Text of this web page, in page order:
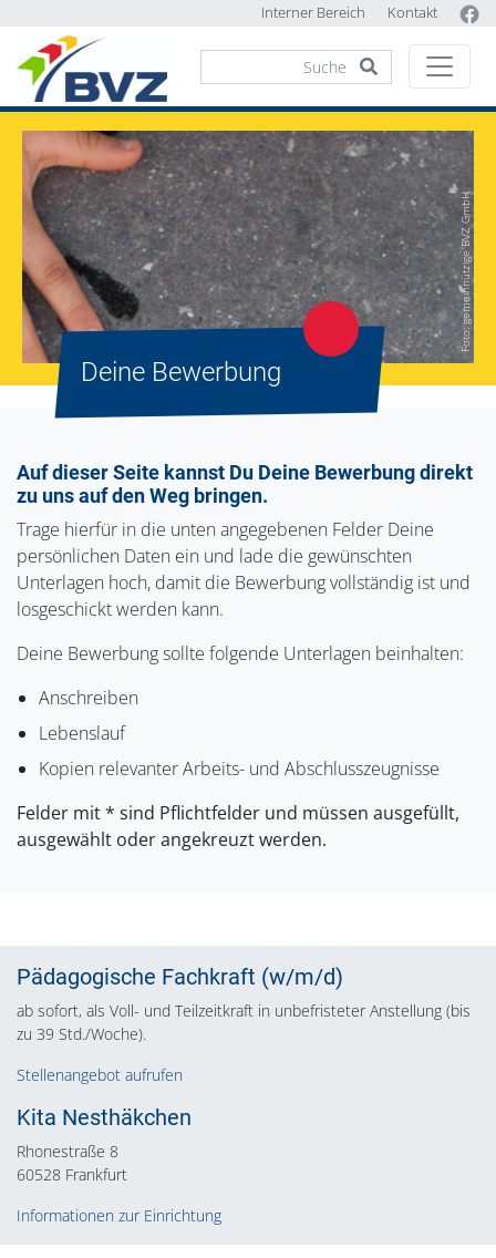
Interner Bereich Kontakt
Foto: gemeinnützige BVZ GmbH
Deine Bewerbung
Auf dieser Seite kannst Du Deine Bewerbung direkt
zu uns auf den Weg bringen.
Trage hierfür in die unten angegebenen Felder Deine
persönlichen Daten ein und lade die gewünschten
Unterlagen hoch, damit die Bewerbung vollständig ist und
losgeschickt werden kann.
Deine Bewerbung sollte folgende Unterlagen beinhalten:
Anschreiben
Lebenslauf
Kopien relevanter Arbeits- und Abschlusszeugnisse
Felder mit * sind Pflichtfelder und müssen ausgefüllt,
ausgewählt oder angekreuzt werden.
Pädagogische Fachkraft (w/m/d)
ab sofort, als Voll- und Teilzeitkraft in unbefristeter Anstellung (bis
zu 39 Std./Woche).
Stellenangebot aufrufen
Kita Nesthäkchen
Rhonestraße 8
60528 Frankfurt
Informationen zur Einrichtung